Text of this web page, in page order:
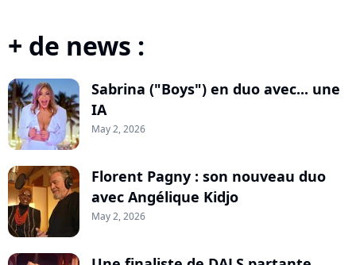
+ de news :
Sabrina ("Boys") en duo avec... une
IA
May 2, 2026
Florent Pagny : son nouveau duo
avec Angélique Kidjo
May 2, 2026